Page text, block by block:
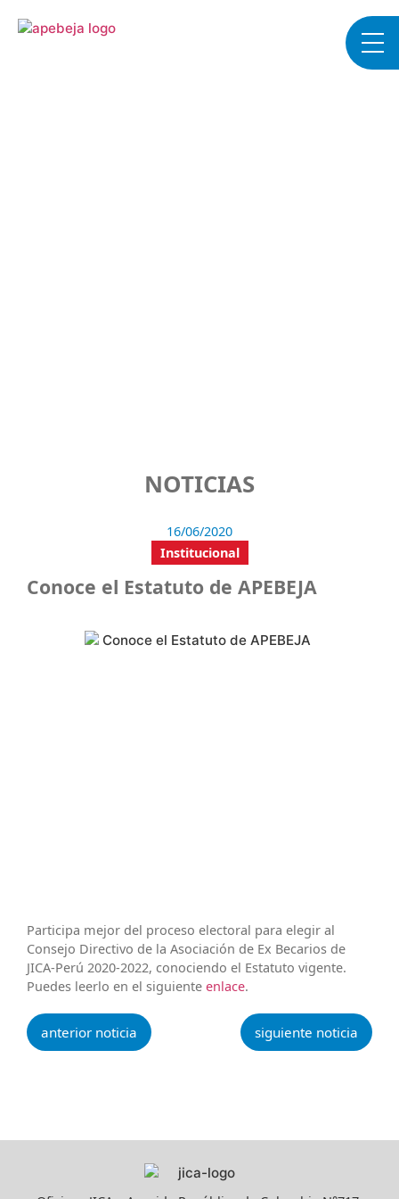
NOTICIAS
16/06/2020
Institucional
Conoce el Estatuto de APEBEJA
Participa mejor del proceso electoral para elegir al
Consejo Directivo de la Asociación de Ex Becarios de
JICA-Perú 2020-2022, conociendo el Estatuto vigente.
Puedes leerlo en el siguiente enlace.
anterior noticia siguiente noticia